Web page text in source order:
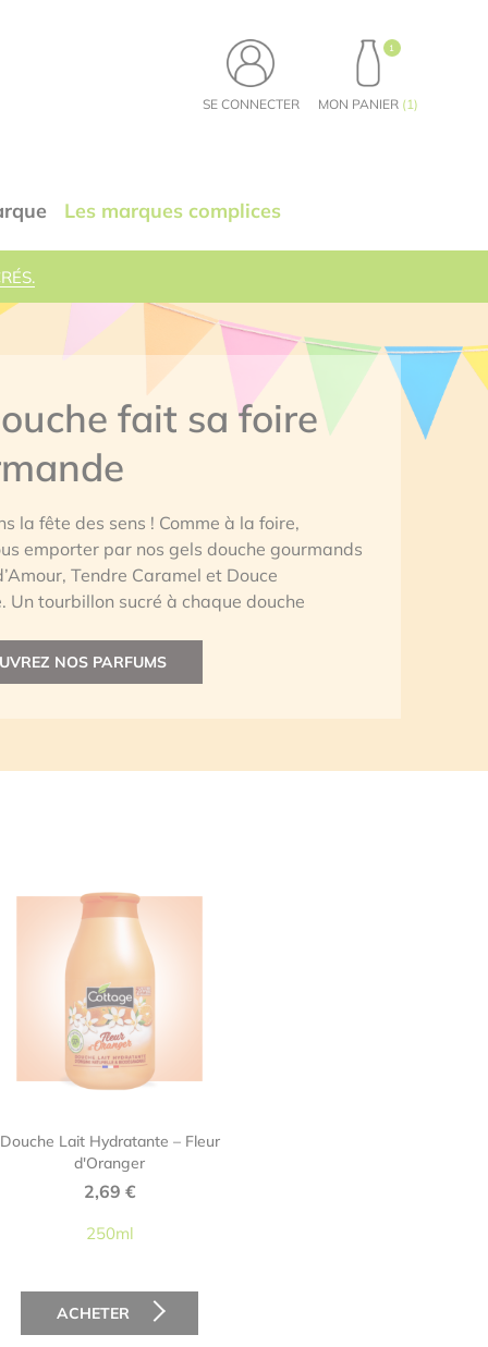
SE CONNECTER
1PRODUITS, VOIR LE
MON PANIER (1)
Les marques complices
fait sa foire
la fête des sens ! Comme à la foire,
emporter par nos gels douche gourmands
Tendre Caramel et Douce
Un tourbillon sucré à chaque douche
NOS PARFUMS
Douche Lait Hydratante – Fleur
d'Oranger
2,69 €
250ml
ACHETER